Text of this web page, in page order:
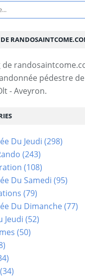
DE
pédestre
- Aveyron.
Du Jeudi (298)
(243)
(108)
Du Samedi (95)
(79)
Du Dimanche(77)
Jeudi (52)
(50)
(34)